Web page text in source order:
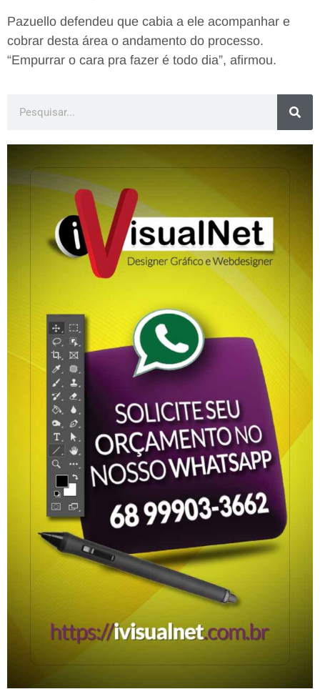
Pazuello defendeu que cabia a ele acompanhar e
cobrar desta área o andamento do processo.
“Empurrar o cara pra fazer é todo dia”, afirmou.